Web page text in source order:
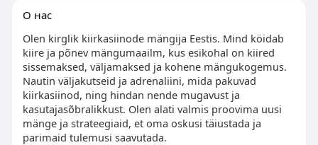
О нас
Olen kirglik kiirkasiinode mängija Eestis. Mind köidab
kiire ja põnev mängumaailm, kus esikohal on kiired
sissemaksed, väljamaksed ja kohene mängukogemus.
Nautin väljakutseid ja adrenaliini, mida pakuvad
kiirkasiinod, ning hindan nende mugavust ja
kasutajasõbralikkust. Olen alati valmis proovima uusi
mänge ja strateegiaid, et oma oskusi täiustada ja
parimaid tulemusi saavutada.